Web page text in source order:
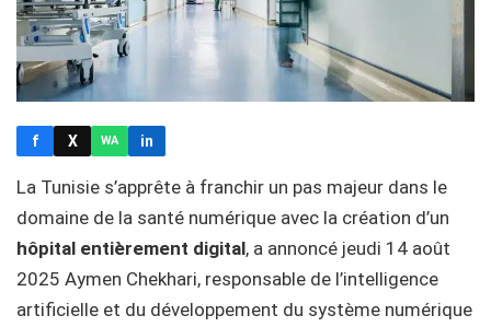
f X WA in
La Tunisie s’apprête à franchir un pas majeur dans le
domaine de la santé numérique avec la création d’un
hôpital entièrement digital, a annoncé jeudi 14 août
2025 Aymen Chekhari, responsable de l’intelligence
artificielle et du développement du système numérique